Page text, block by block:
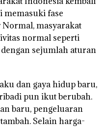
memasuki fase
masyarakat
normal seperti
sejumlah aturan
dan gaya hidup baru,
pun ikut berubah.
baru, pengeluaran
Selain harga-